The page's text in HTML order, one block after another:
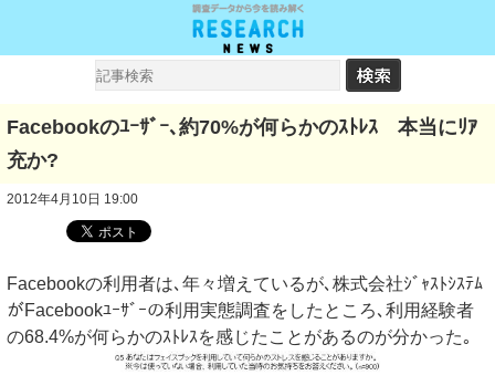
Facebookのﾕｰｻﾞｰ､約70%が何らかのｽﾄﾚｽ 本当にﾘｱ
充か?
2012年4月10日 19:00
Facebookの利用者は､年々増えているが､株式会社ｼﾞｬｽﾄｼｽﾃﾑ
がFacebookﾕｰｻﾞｰの利用実態調査をしたところ､利用経験者
の68.4%が何らかのｽﾄﾚｽを感じたことがあるのが分かった｡